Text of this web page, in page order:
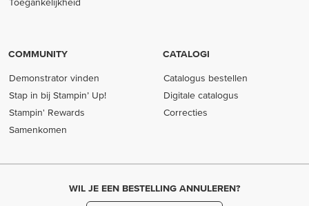
Toegankelijkheid
COMMUNITY
Demonstrator vinden
Stap in bij Stampin’ Up!
Stampin' Rewards
Samenkomen
CATALOGI
Catalogus bestellen
Digitale catalogus
Correcties
WIL JE EEN BESTELLING ANNULEREN?